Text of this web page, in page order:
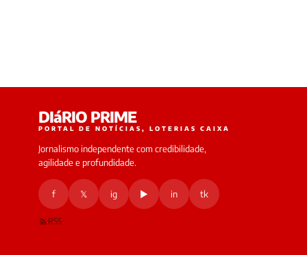
DIáRIO PRIME
PORTAL DE NOTÍCIAS, LOTERIAS CAIXA
Jornalismo independente com credibilidade,
agilidade e profundidade.
f 𝕏 ig ▶ in tk
RSS